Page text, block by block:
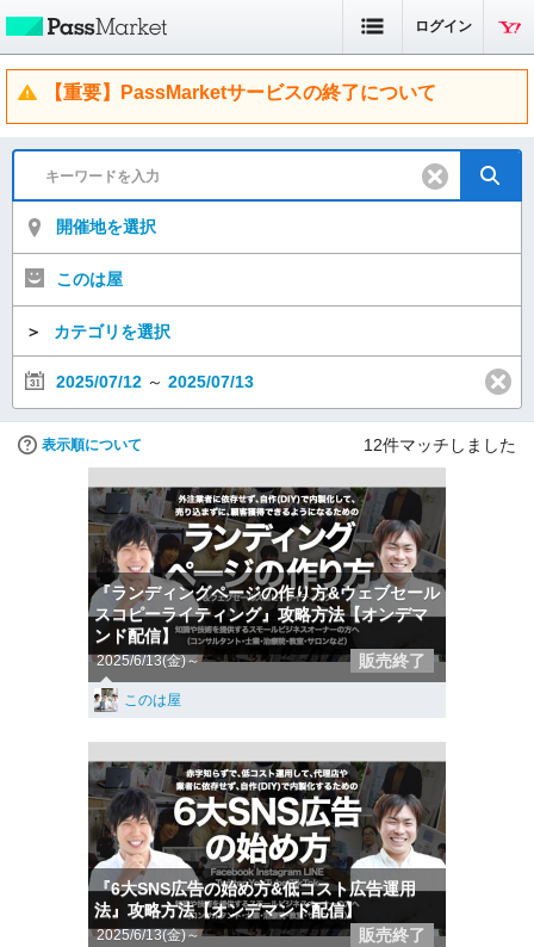
ログイン
【重要】PassMarketサービスの終了について
開催地を選択
このは屋
＞ カテゴリを選択
2025/07/12 ～ 2025/07/13
表示順について 12件マッチしました
『ランディングページの作り方&ウェブセール
スコピーライティング』攻略方法【オンデマ
ンド配信】
2025/6/13(金)～ 販売終了
このは屋
『6大SNS広告の始め方&低コスト広告運用
法』攻略方法【オンデマンド配信】
2025/6/13(金)～ 販売終了